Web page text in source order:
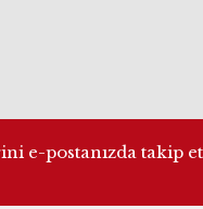
e-postanızda takip